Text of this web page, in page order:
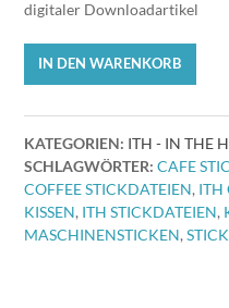
digitaler Downloadartikel
Kaffee
13x13
-
20x20
Set
inkl.
ITH-
IN DEN WARENKORB
KATEGORIEN: ITH - IN THE
SCHLAGWÖRTER: CAFE
COFFEE STICKDATEIEN, ITH
KISSEN, ITH STICKDATEIEN,
MASCHINENSTICKEN,